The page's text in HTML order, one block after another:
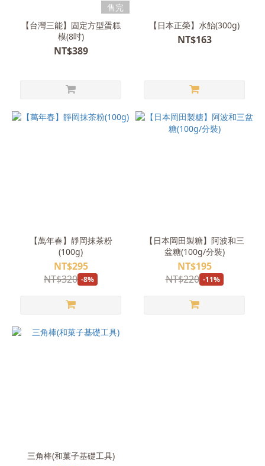
售完
【台灣三能】固定方型蛋糕
模(8吋)
NT$389
【日本正榮】水飴(300g)
NT$163
【萬年春】靜岡抹茶粉
(100g)
NT$295
NT$320 -8%
【日本岡田製糖】阿波和三
盆糖(100g/分裝)
NT$195
NT$220 -11%
三角棒(和菓子基礎工具)